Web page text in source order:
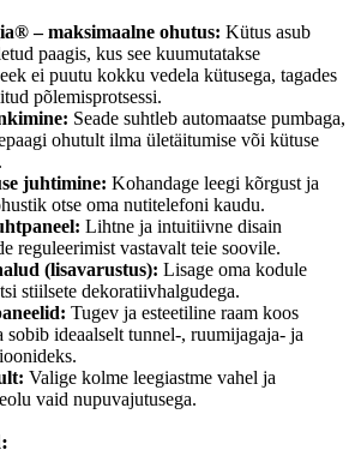
– maksimaalne ohutus: Kütus asub
paagis, kus see kuumutatakse
ei puutu kokku vedela kütusega, tagades
põlemisprotsessi.
Seade suhtleb automaatse pumbaga,
ohutult ilma ületäitumise või kütuse
juhtimine: Kohandage leegi kõrgust ja
otse oma nutitelefoni kaudu.
Lihtne ja intuitiivne disain
reguleerimist vastavalt teie soovile.
(lisavarustus): Lisage oma kodule
stiilsete dekoratiivhalgudega.
Tugev ja esteetiline raam koos
sobib ideaalselt tunnel-, ruumijagaja- ja
Valige kolme leegiastme vahel ja
vaid nupuvajutusega.